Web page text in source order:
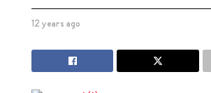
12 years ago